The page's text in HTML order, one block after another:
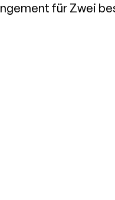
für Zwei